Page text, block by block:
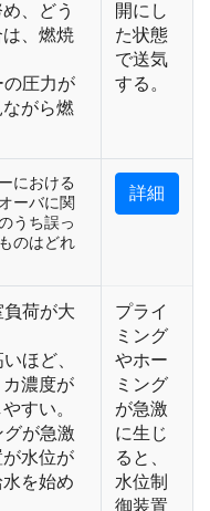
、どう
、燃焼
の圧力が
がら燃
開にし
た状態
で送気
する。
における
ーバに関
うち誤っ
のはどれ
詳細
荷が大
ほど、
濃度が
すい。
が急激
水位が
を始め
プライ
ミング
やホー
ミング
が急激
に生じ
ると、
水位制
御装置